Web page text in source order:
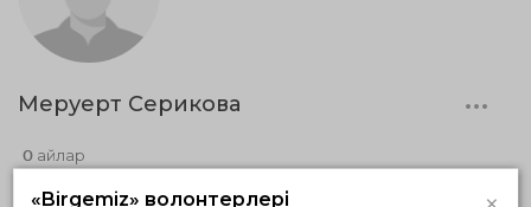
Меруерт Серикова
0 айлар
«Birgemiz» волонтерлері